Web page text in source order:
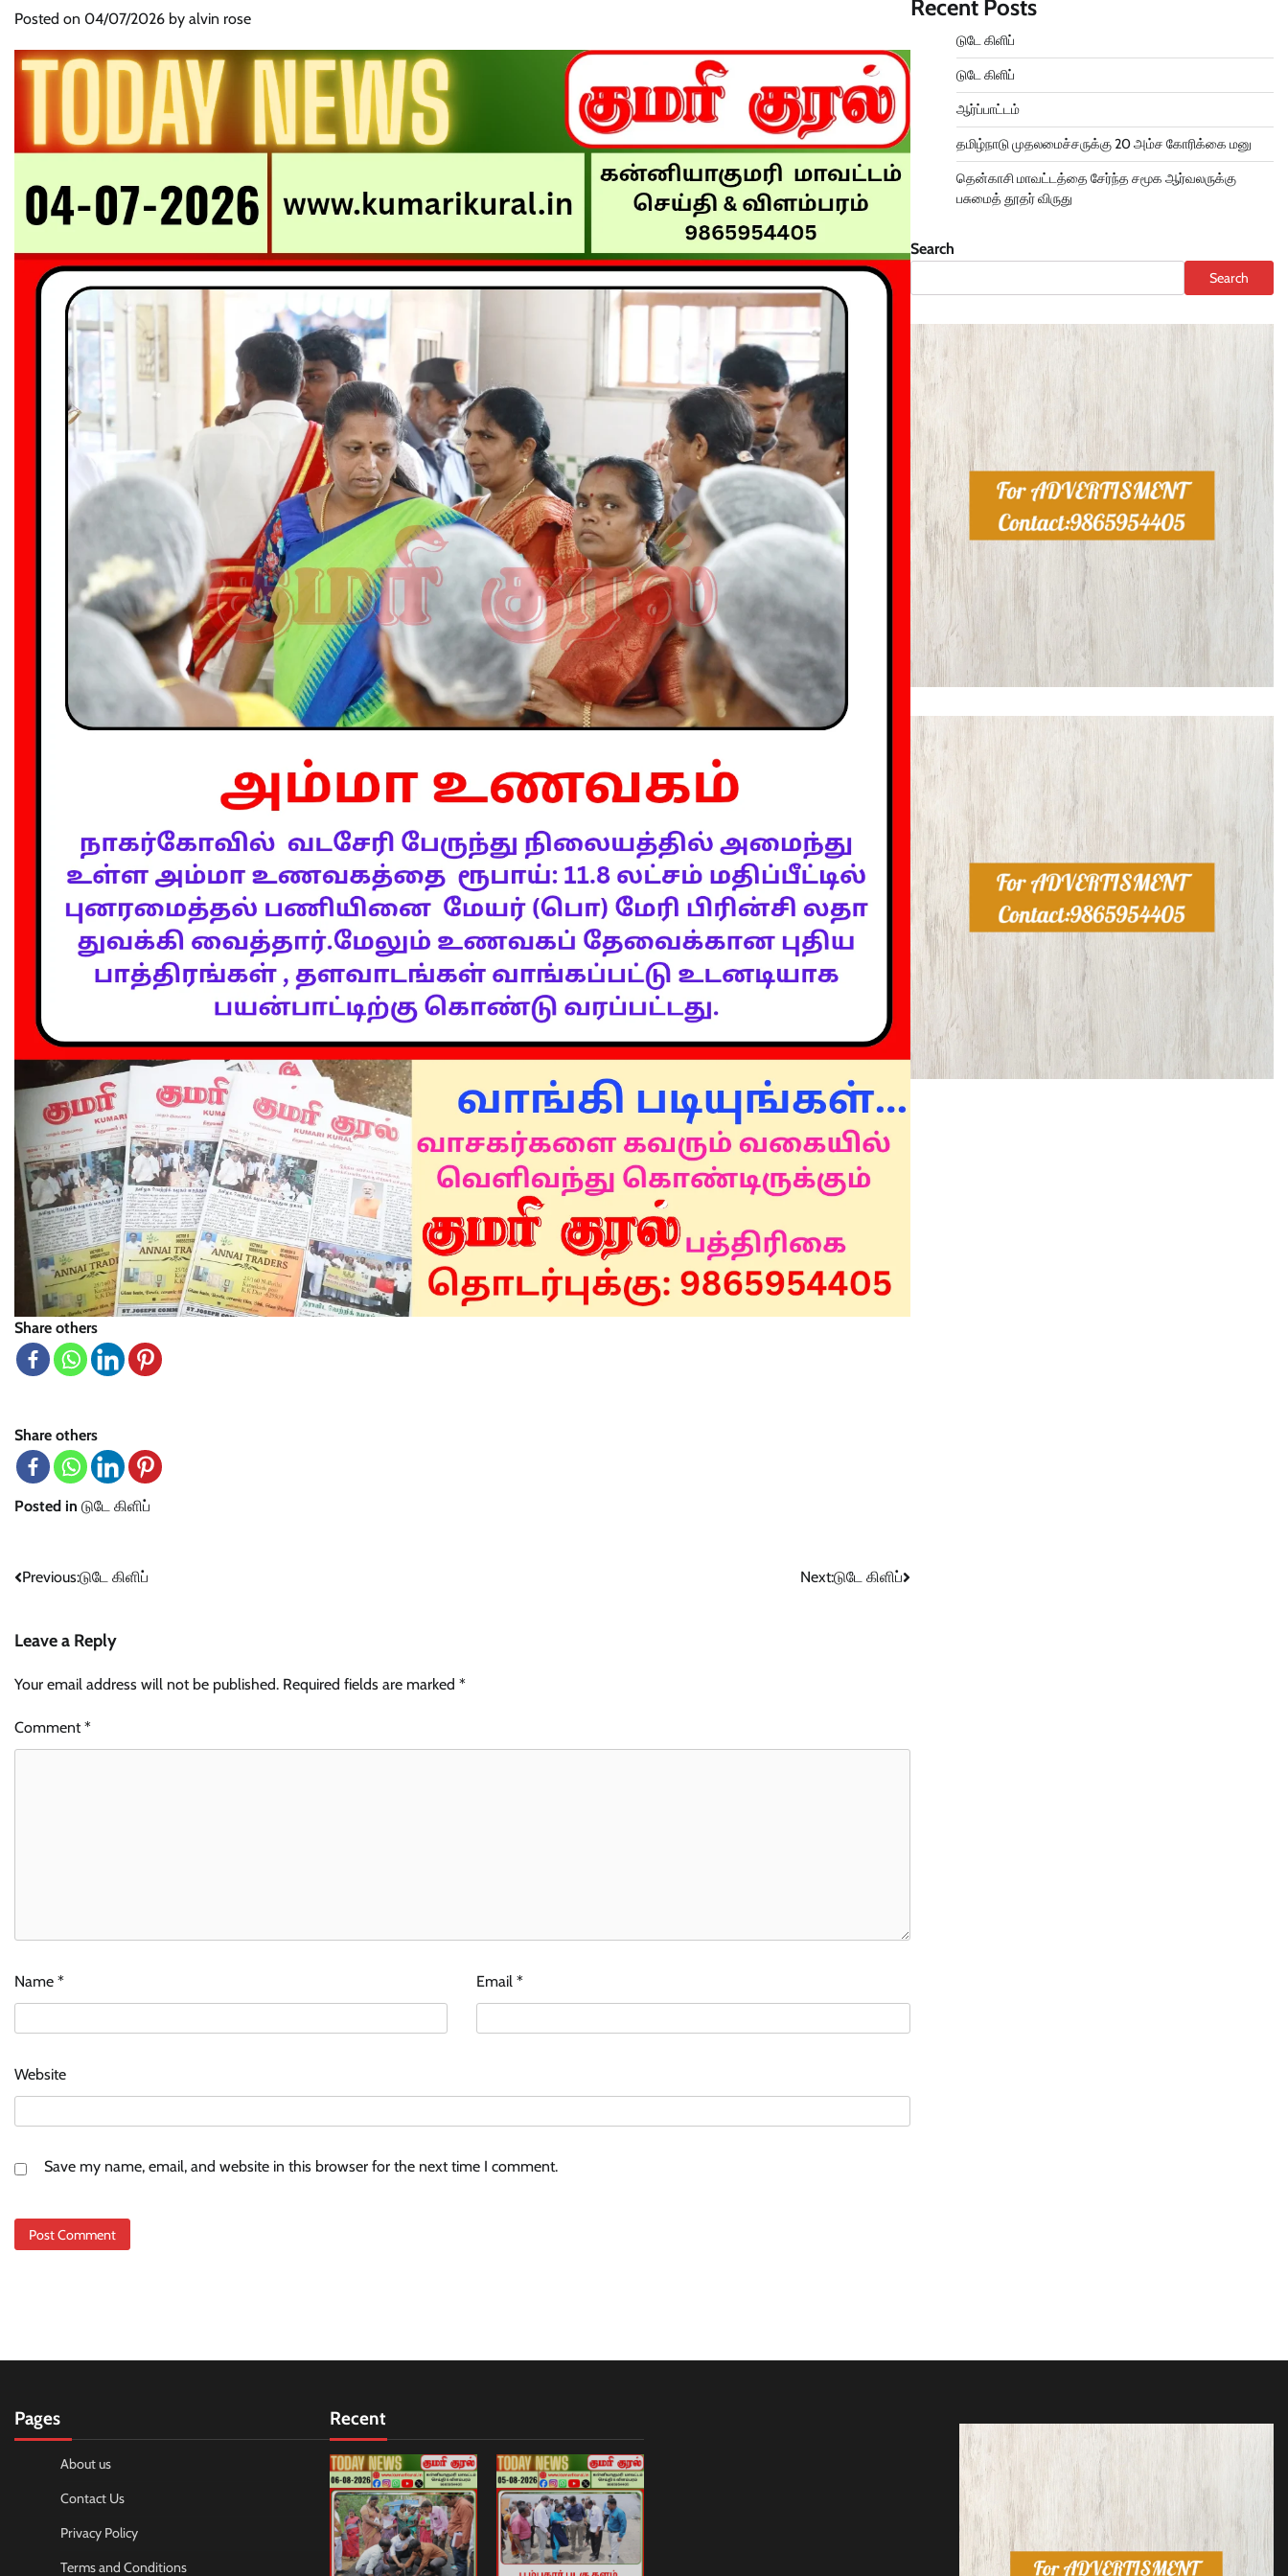
Posted on 04/07/2026 by alvin rose
Share others
Share others
Posted in டுடே கிளிப்
Post
Previous:டுடே கிளிப் Next:டுடே கிளிப்
Leave a Reply
Your email address will not be published. Required fields are marked *
Comment*
Name * Email*
Website
Save my name, email, and website in this browser for the next time I comment.
Recent Posts
டுடே கிளிப்
டுடே கிளிப்
ஆர்ப்பாட்டம்
தமிழ்நாடு முதலமைச்சருக்கு 20 அம்ச கோரிக்கை மனு
தென்காசி மாவட்டத்தை சேர்ந்த சமூக ஆர்வலருக்கு
பசுமைத் தூதர் விருது
Search
Search
Pages
About us
Contact Us
Privacy Policy
Terms and Conditions
Recent